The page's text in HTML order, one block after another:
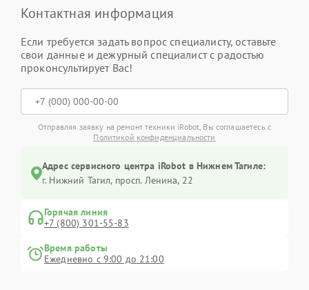
Контактная информация
Если требуется задать вопрос специалисту, оставьте
свои данные и дежурный специалист с радостью
проконсультирует Вас!
Отправляя заявку на ремонт техники iRobot, Вы соглашаетесь с
Политикой конфиденциальности
Адрес сервисного центра iRobot в Нижнем Тагиле:
г. Нижний Тагил, просп. Ленина, 22
Горячая линия
+7 (800) 301-55-83
Время работы
Ежедневно с 9:00 до 21:00